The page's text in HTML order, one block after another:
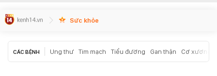
Sức khỏe
CÁC BỆNH Ung thư Tim mạch Tiểu đường Gan thận Cơ xương